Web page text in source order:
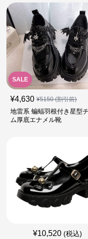
SALE
¥4,630 ¥5150(割引前)
地雷系 蝙蝠羽根付き星型
ム厚底エナメル靴
¥10,520 (税込)